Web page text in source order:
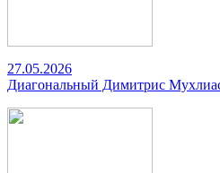
27.05.2026
Диагональный Димитрис